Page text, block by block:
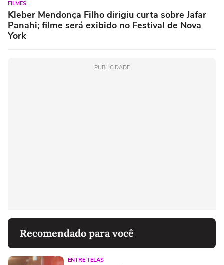
FILMES
Kleber Mendonça Filho dirigiu curta sobre Jafar
Panahi; filme será exibido no Festival de Nova
York
PUBLICIDADE
Recomendado para você
ENTRE TELAS